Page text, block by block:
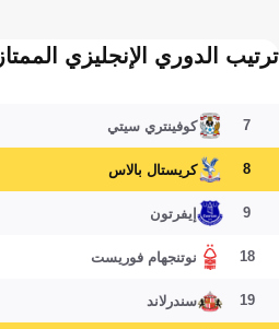
ترتيب الدوري الإنجليزي الممتاز
7 كوفينتري سيتي
8 كريستال بالاس
9 إيفرتون
18 نوتنجهام فوريست
19 سندرلاند